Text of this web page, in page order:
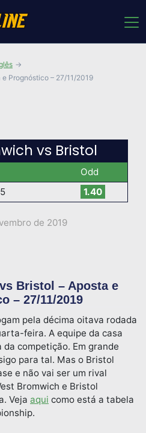
Prognóstico – 27/11/2019
vs Bristol
Odd
1.40
de 2019
Bristol – Aposta e
– 27/11/2019
pela décima oitava rodada
feira. A equipe da casa
competição. Em grande
para tal. Mas o Bristol
e não vai ser um rival
Bromwich e Bristol
Veja aqui como está a tabela